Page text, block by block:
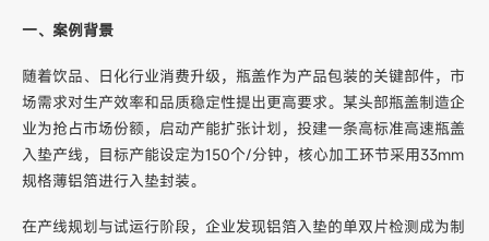
一、案例背景
随着饮品、日化行业消费升级，瓶盖作为产品包装的关键部件，市
场需求对生产效率和品质稳定性提出更高要求。某头部瓶盖制造企
业为抢占市场份额，启动产能扩张计划，投建一条高标准高速瓶盖
入垫产线，目标产能设定为150个/分钟，核心加工环节采用33mm
规格薄铝箔进行入垫封装。
在产线规划与试运行阶段，企业发现铝箔入垫的单双片检测成为制